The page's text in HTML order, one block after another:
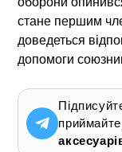
стане першим
доведеться
допомоги
приймайте